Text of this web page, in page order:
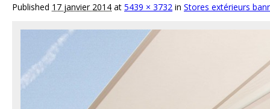
Published 17 janvier 2014 at 5439 × 3732 in Stores extérieurs